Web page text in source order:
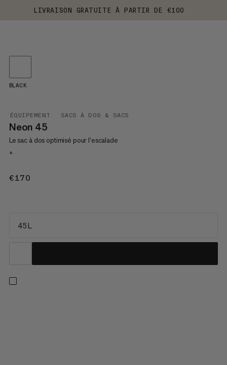
LIVRAISON GRATUITE À PARTIR DE €100
ÉQUIPEMENT SACS À DOS & SACS
Neon 45
Le sac à dos optimisé pour l'escalade
+
€170
BLACK
45 L